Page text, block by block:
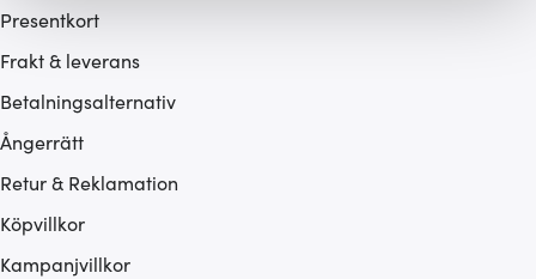
ska anpassas efter det som vi tror att du tycker om. Det
hemsidan ännu bättre. Du bestämmer själv vilka cookies
som du vill dela med dig av.
Presentkort
Frakt & leverans
Betalningsalternativ
Ångerrätt
Retur & Reklamation
Köpvillkor
Kampanjvillkor